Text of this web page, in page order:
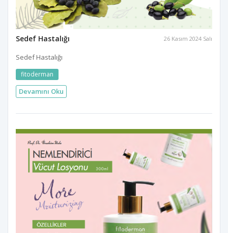
Sedef Hastalığı 26 Kasım 2024 Salı
Sedef Hastalığı
fitoderman
Devamını Oku